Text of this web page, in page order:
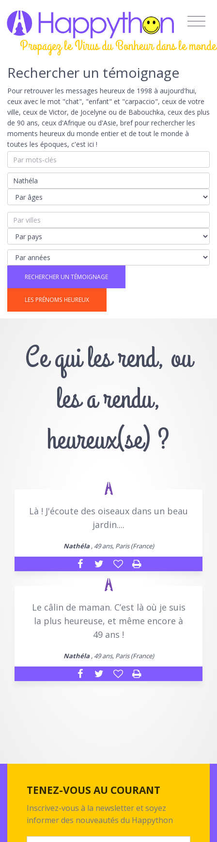
Propagez le Virus du Bonheur dans le monde
Rechercher un témoignage
Pour retrouver les messages heureux de 1998 à aujourd'hui,
ceux avec le mot "chat", "enfant" et "carpaccio", ceux de votre
ville, ceux de Victor, de Jocelyne ou de Babouchka, ceux des plus
de 90 ans, ceux d'Afrique ou d'Asie, bref pour rechercher les
moments heureux du monde entier et de tout le monde à
toutes les époques, c'est ici !
LES PRÉNOMS HEUREUX
Ce qui les rend, ou
les a rendu,
heureux(se) ?
Là ! J'écoute des oiseaux dans un beau
jardin....
Nathéla, 49 ans, Paris (France)
Le câlin de maman. C’est là où je suis
la plus heureuse, et même encore à
49 ans !
Nathéla, 49 ans, Paris (France)
TENEZ-VOUS AU COURANT
Inscrivez-vous à la newsletter et soyez
informer des nouveautés du Happython